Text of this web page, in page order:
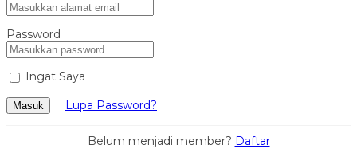
Password
Ingat Saya
Masuk Lupa Password?
Belum menjadi member? Daftar